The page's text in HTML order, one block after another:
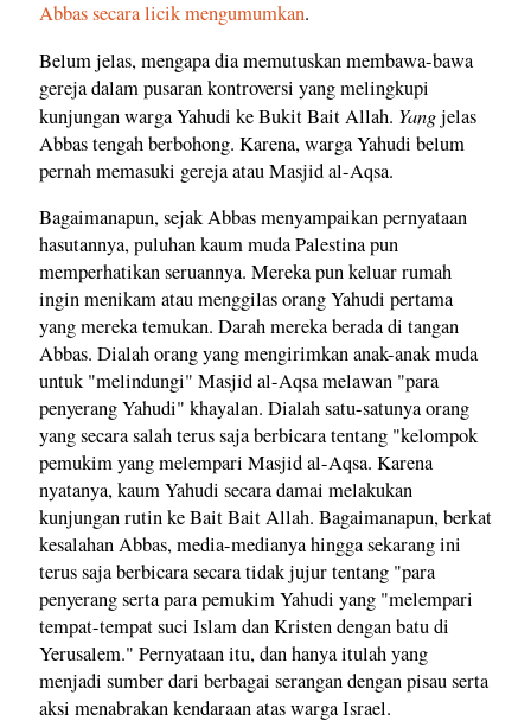
Abbas secara licik mengumumkan.
Belum jelas, mengapa dia memutuskan membawa-bawa
gereja dalam pusaran kontroversi yang melingkupi
kunjungan warga Yahudi ke Bukit Bait Allah. Yangjelas
Abbas tengah berbohong. Karena, warga Yahudi belum
pernah memasuki gereja atau Masjid al-Aqsa.
Bagaimanapun, sejak Abbas menyampaikan pernyataan
hasutannya, puluhan kaum muda Palestina pun
memperhatikan seruannya. Mereka pun keluar rumah
ingin menikam atau menggilas orang Yahudi pertama
yang mereka temukan. Darah mereka berada di tangan
Abbas. Dialah orang yang mengirimkan anak-anak muda
untuk "melindungi" Masjid al-Aqsa melawan "para
penyerang Yahudi" khayalan. Dialah satu-satunya orang
yang secara salah terus saja berbicara tentang "kelompok
pemukim yang melempari Masjid al-Aqsa. Karena
nyatanya, kaum Yahudi secara damai melakukan
kunjungan rutin ke Bait Bait Allah. Bagaimanapun, berkat
kesalahan Abbas, media-medianya hingga sekarang ini
terus saja berbicara secara tidak jujur tentang "para
penyerang serta para pemukim Yahudi yang "melempari
tempat-tempat suci Islam dan Kristen dengan batu di
Yerusalem." Pernyataan itu, dan hanya itulah yang
menjadi sumber dari berbagai serangan dengan pisau serta
aksi menabrakan kendaraan atas warga Israel.